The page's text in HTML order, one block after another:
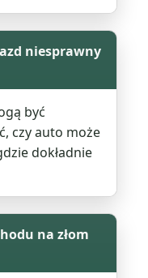
niesprawny
być
czy auto może
dokładnie
na złom